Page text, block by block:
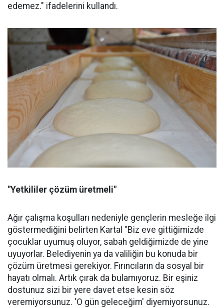
edemez." ifadelerini kullandı.
"Yetkililer çözüm üretmeli"
Ağır çalışma koşulları nedeniyle gençlerin mesleğe ilgi
göstermediğini belirten Kartal "Biz eve gittiğimizde
çocuklar uyumuş oluyor, sabah geldiğimizde de yine
uyuyorlar. Belediyenin ya da valiliğin bu konuda bir
çözüm üretmesi gerekiyor. Fırıncıların da sosyal bir
hayatı olmalı. Artık çırak da bulamıyoruz. Bir eşiniz
dostunuz sizi bir yere davet etse kesin söz
veremiyorsunuz. 'O gün geleceğim' diyemiyorsunuz.